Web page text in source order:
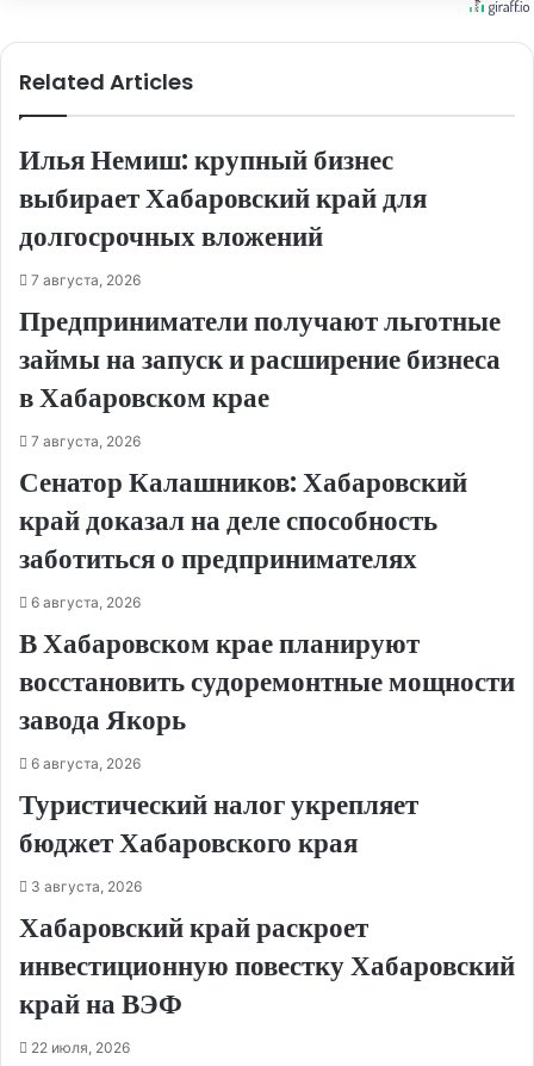
Related Articles
Илья Немиш: крупный бизнес
выбирает Хабаровский край для
долгосрочных вложений
7 августа, 2026
Предприниматели получают льготные
займы на запуск и расширение бизнеса
в Хабаровском крае
7 августа, 2026
Сенатор Калашников: Хабаровский
край доказал на деле способность
заботиться о предпринимателях
6 августа, 2026
В Хабаровском крае планируют
восстановить судоремонтные мощности
завода Якорь
6 августа, 2026
Туристический налог укрепляет
бюджет Хабаровского края
3 августа, 2026
Хабаровский край раскроет
инвестиционную повестку Хабаровский
край на ВЭФ
22 июля, 2026